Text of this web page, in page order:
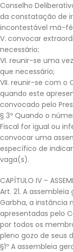
Conselho
da constatação de
incontestável má-
V. convocar
necessário;
VI. reunir-se uma
que necessário;
VII. reunir-se com o
quando este
convocado pelo
§ 3º Quando o
Fiscal for igual ou
convocar uma
específico de
vaga(s).
CAPÍTULO IV –
Art. 21. A
Garbha, a instância
apresentadas pelo
por todos os
pleno gozo de seus
§1º A assembleia